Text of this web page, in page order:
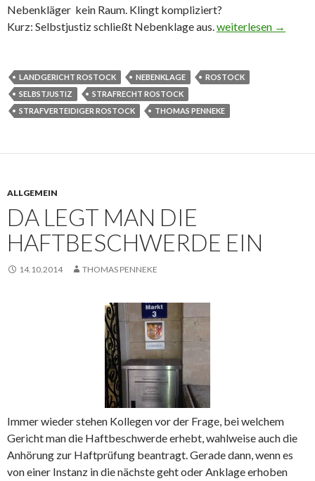
Nebenkläger kein Raum. Klingt kompliziert?
Kurz: Selbstjustiz schließt Nebenklage aus. Selbstjustiz
weiterlesen →
LANDGERICHT ROSTOCK NEBENKLAGE
ROSTOCK
SELBSTJUSTIZ
STRAFRECHT ROSTOCK
STRAFVERTEIDIGER ROSTOCK
THOMAS PENNEKE
ALLGEMEIN
DA LEGT MAN DIE
HAFTBESCHWERDE EIN
14.10.2014 THOMAS PENNEKE
Immer wieder stehen Kollegen vor der Frage, bei welchem
Gericht man die Haftbeschwerde erhebt, wahlweise auch die
Anhörung zur Haftprüfung beantragt. Gerade dann, wenn es
von einer Instanz in die nächste geht oder Anklage erhoben